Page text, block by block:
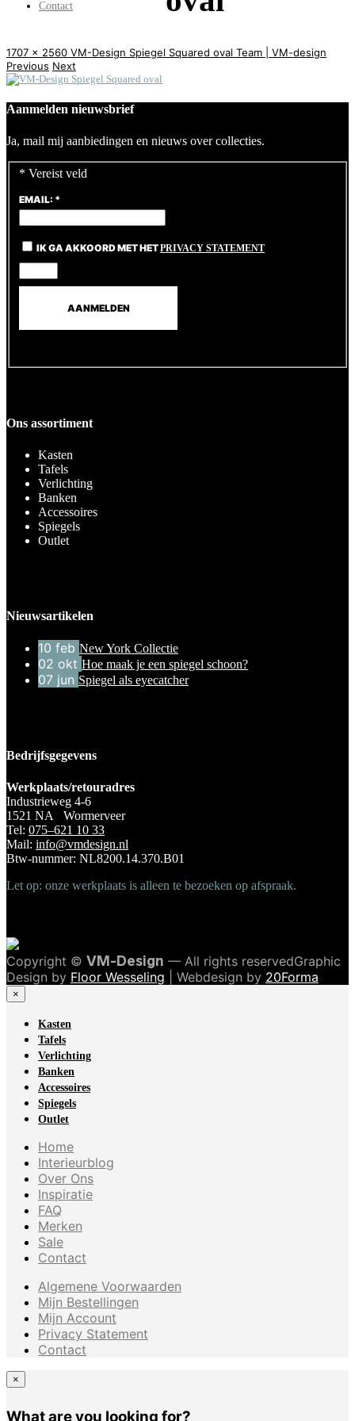
Contact
1707 x 2560 VM-Design Spiegel Squared oval Team | VM-design
Previous Next
Aanmelden nieuwsbrief
Ja, mail mij aanbiedingen en nieuws over collecties.
* Vereist veld
EMAIL: *
IK GA AKKOORD MET HETPRIVACY STATEMENT
Ons assortiment
Kasten
Tafels
Verlichting
Banken
Accessoires
Spiegels
Outlet
Nieuwsartikelen
10 feb New York Collectie
02 okt Hoe maak je een spiegel schoon?
07 jun Spiegel als eyecatcher
Bedrijfsgegevens
Werkplaats/retouradres
Industrieweg 4-6
1521 NA Wormerveer
Tel: 075–621 10 33
Mail: info@vmdesign.nl
Btw-nummer: NL8200.14.370.B01
Let op: onze werkplaats is alleen te bezoeken op afspraak.
Copyright © VM-Design — All rights reservedGraphic
Design by Floor Wesseling | Webdesign by 20Forma
×
Kasten
Tafels
Verlichting
Banken
Accessoires
Spiegels
Outlet
Home
Interieurblog
Over Ons
Inspiratie
FAQ
Merken
Sale
Contact
Algemene Voorwaarden
Mijn Bestellingen
Mijn Account
Privacy Statement
Contact
×
What are you looking for?